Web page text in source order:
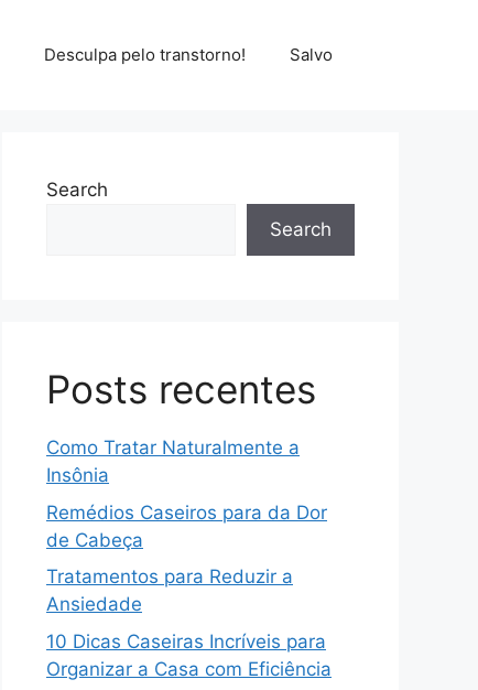
Desculpa pelo transtorno! Salvo
Search
Search
Posts recentes
Como Tratar Naturalmente a
Insônia
Remédios Caseiros para da Dor
de Cabeça
Tratamentos para Reduzir a
Ansiedade
10 Dicas Caseiras Incríveis para
Organizar a Casa com Eficiência